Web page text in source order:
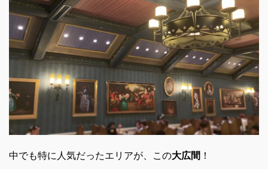
中でも特に人気だったエリアが、この大広間 ！